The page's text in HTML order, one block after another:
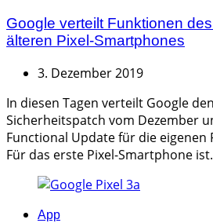
Google verteilt Funktionen
älteren Pixel-Smartphones
3. Dezember 2019
In diesen Tagen verteilt Google
Sicherheitspatch vom Dezember
Functional Update für die eigenen
Für das erste Pixel-Smartphone
Categories
App